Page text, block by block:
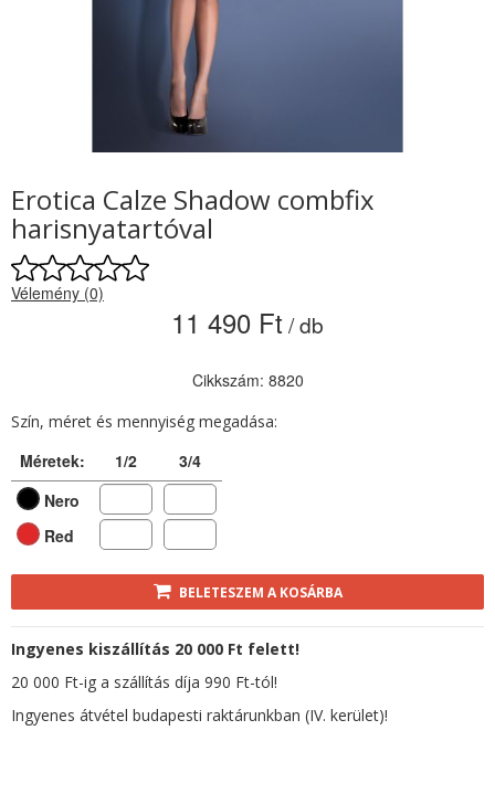
Erotica Calze Shadow combfix
harisnyatartóval
Vélemény (0)
11 490 Ft / db
Cikkszám: 8820
Szín, méret és mennyiség megadása:
Méretek: 1/2
3/4
Nero
Red
BELETESZEM A KOSÁRBA
Ingyenes kiszállítás 20 000 Ft felett!
20 000 Ft-ig a szállítás díja 990 Ft-tól!
Ingyenes átvétel budapesti raktárunkban (IV. kerület)!